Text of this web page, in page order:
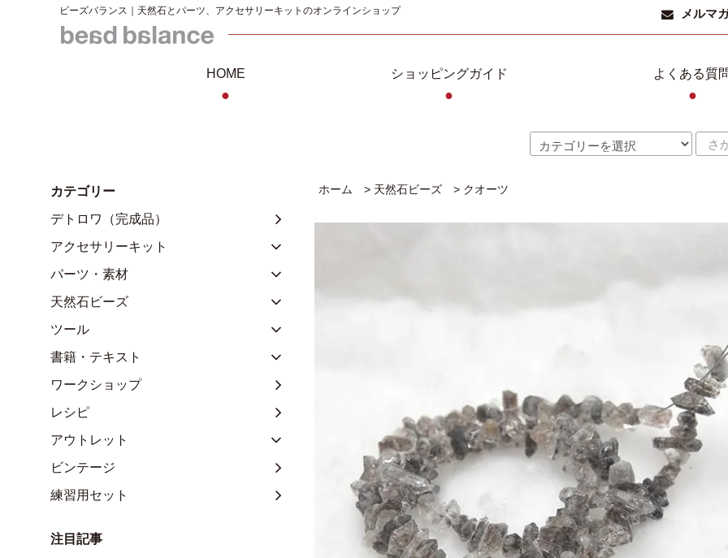
ビーズバランス｜天然石とパーツ、アクセサリーキットのオンラインショップ メルマ
HOME
●
ショッピングガイド
●
よくある質
●
ホーム > 天然石ビーズ > クオーツ
カテゴリー
デトロワ（完成品）
アクセサリーキット
パーツ・素材
天然石ビーズ
ツール
書籍・テキスト
ワークショップ
レシピ
アウトレット
ビンテージ
練習用セット
注目記事